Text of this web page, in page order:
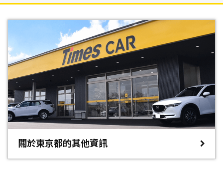
關於東京都的其他資訊